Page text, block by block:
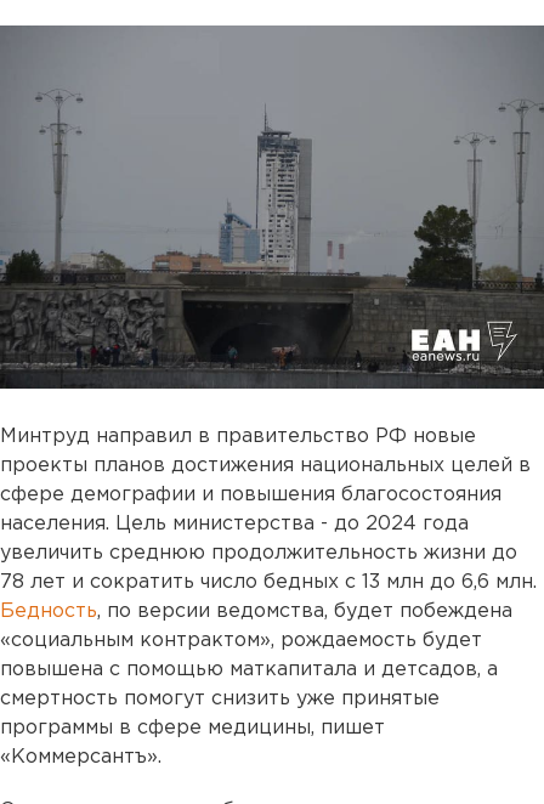
Минтруд направил в правительство РФ новые
проекты планов достижения национальных целей в
сфере демографии и повышения благосостояния
населения. Цель министерства - до 2024 года
увеличить среднюю продолжительность жизни до
78 лет и сократить число бедных с 13 млн до 6,6 млн.
Бедность, по версии ведомства, будет побеждена
«социальным контрактом», рождаемость будет
повышена с помощью маткапитала и детсадов, а
смертность помогут снизить уже принятые
программы в сфере медицины, пишет
«Коммерсантъ».